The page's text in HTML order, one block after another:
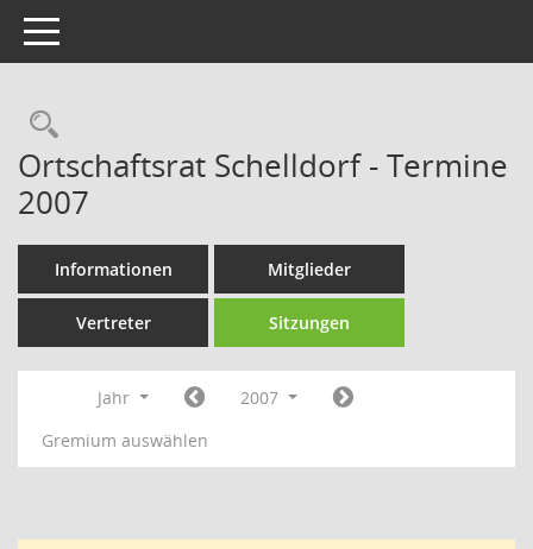
Toggle navigation
Rechercheauswahl
Ortschaftsrat Schelldorf - Termine
2007
Informationen Mitglieder
Vertreter Sitzungen
Jahr
2007
Gremium auswählen